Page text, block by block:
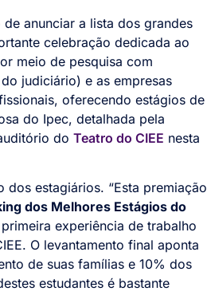
anunciar a lista dos grandes
celebração dedicada ao
meio de pesquisa com
judiciário) e as empresas
oferecendo estágios de
do Ipec, detalhada pela
do Teatro do CIEE nesta
estagiários. “Esta premiação
dos Melhores Estágios do
experiência de trabalho
O levantamento final aponta
de suas famílias e 10% dos
estudantes é bastante